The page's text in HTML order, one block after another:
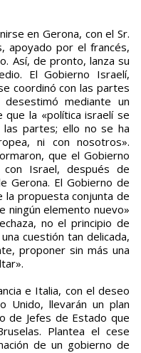
apoyado por el francés,
Así, de pronto, lanza su
El Gobierno Israelí,
coordinó con las partes
desestimó mediante un
que la «política israelí se
partes; ello no se ha
ni con nosotros».
que el Gobierno
con Israel, después de
Gerona. El Gobierno de
la propuesta conjunta de
ningún elemento nuevo»
no el principio de
cuestión tan delicada,
proponer sin más una
e Italia, con el deseo
Unido, llevarán un plan
de Jefes de Estado que
Plantea el cese
de un gobierno de